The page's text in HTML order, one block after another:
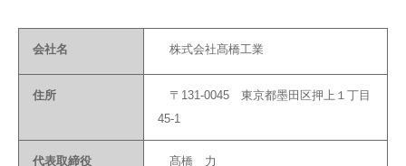
会社名 株式会社髙橋工業
住所
〒131-0045 東京都墨田区押上１丁目
45-1
代表取締役 髙橋 力